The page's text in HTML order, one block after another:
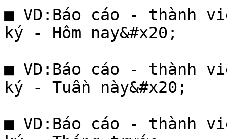
■ VD:Báo cáo - thành
ký - Hôm nay&#x20;
■ VD:Báo cáo - thành
ký - Tuần này&#x20;
■ VD:Báo cáo - thành